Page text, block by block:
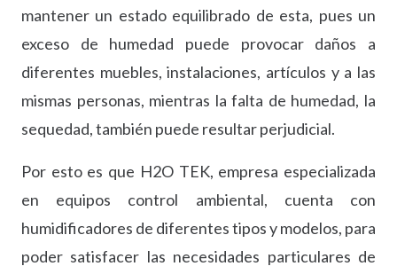
mantener un estado equilibrado de esta, pues un
exceso de humedad puede provocar daños a
diferentes muebles, instalaciones, artículos y a las
mismas personas, mientras la falta de humedad, la
sequedad, también puede resultar perjudicial.
Por esto es que H2O TEK, empresa especializada
en equipos control ambiental, cuenta con
humidificadores de diferentes tipos y modelos, para
poder satisfacer las necesidades particulares de